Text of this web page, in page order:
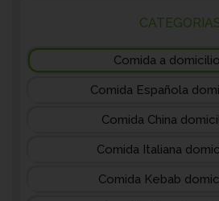
Comida a
Comida Española
Comida China
Comida Italiana
Comida Kebab